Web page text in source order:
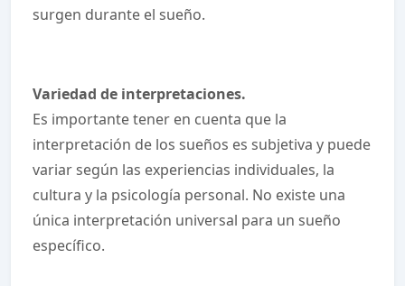
surgen durante el sueño.
Variedad de interpretaciones.
Es importante tener en cuenta que la
interpretación de los sueños es subjetiva y puede
variar según las experiencias individuales, la
cultura y la psicología personal. No existe una
única interpretación universal para un sueño
específico.